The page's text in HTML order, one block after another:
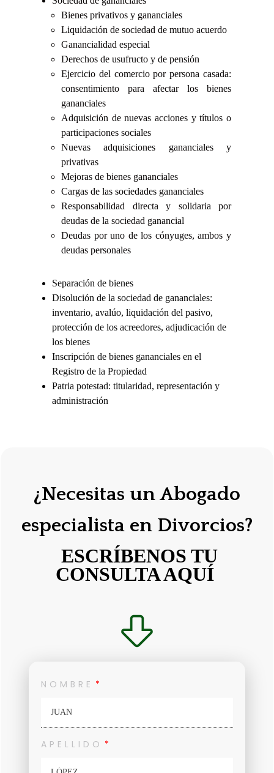
Bienes privativos y gananciales
Liquidación de sociedad de mutuo acuerdo
Ganancialidad especial
Derechos de usufructo y de pensión
Ejercicio del comercio por persona casada:
consentimiento para afectar los bienes
gananciales
Adquisición de nuevas acciones y títulos o
participaciones sociales
Nuevas adquisiciones gananciales y
privativas
Mejoras de bienes gananciales
Cargas de las sociedades gananciales
Responsabilidad directa y solidaria por
deudas de la sociedad ganancial
Deudas por uno de los cónyuges, ambos y
deudas personales
Separación de bienes
Disolución de la sociedad de gananciales:
inventario, avalúo, liquidación del pasivo,
protección de los acreedores, adjudicación de
los bienes
Inscripción de bienes gananciales en el
Registro de la Propiedad
Patria potestad: titularidad, representación y
administración
¿Necesitas un Abogado
especialista en Divorcios?
ESCRÍBENOS TU
CONSULTA AQUÍ
NOMBRE
APELLIDO